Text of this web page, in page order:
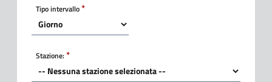
Tipo intervallo
Stazione: